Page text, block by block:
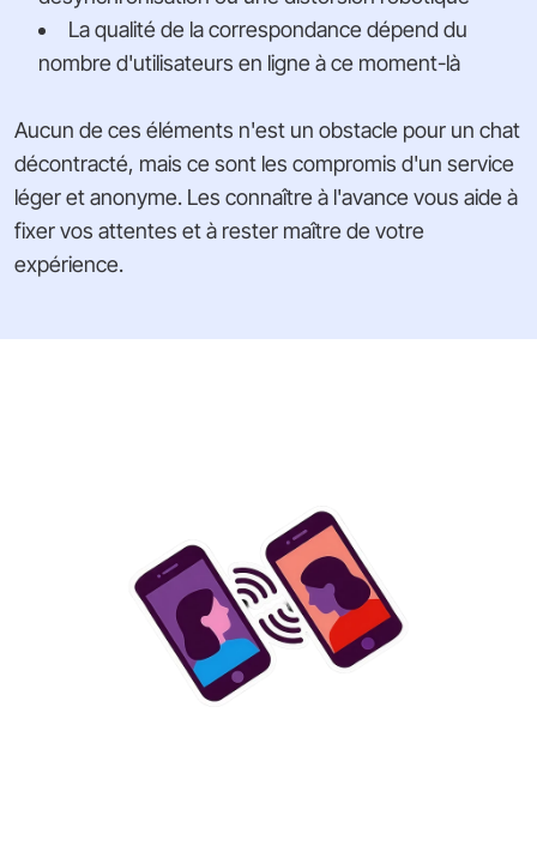
La qualité de la correspondance dépend du
nombre d'utilisateurs en ligne à ce moment-là
Aucun de ces éléments n'est un obstacle pour un chat
décontracté, mais ce sont les compromis d'un service
léger et anonyme. Les connaître à l'avance vous aide à
fixer vos attentes et à rester maître de votre
expérience.